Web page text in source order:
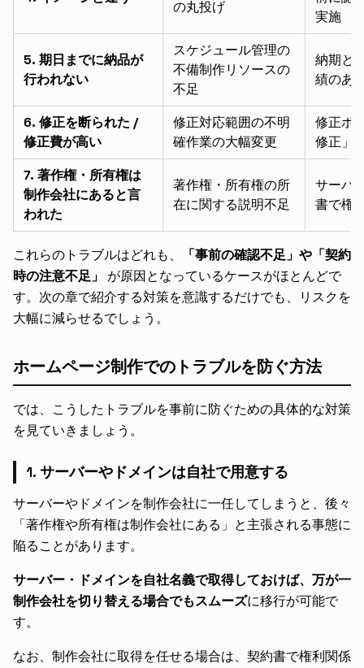
の丸投げ
実施
5. 期日までに納品が
行われない
スケジュール管理の
不備制作リソースの
不足
納期と
績のあ
6. 修正を断られた /
修正費が高い
修正対応範囲の不明
確作業の大幅変更
修正ポ
修正」
7. 著作権・所有権は
制作会社にあると言
われた
著作権・所有権の所
在に関する説明不足
サーバ
書で権
これらのトラブルはどれも、
「事前の確認不足」や「契約
時の注意不足」
が原因となっているケースがほとんどで
す。次の章で紹介する対策を意識するだけでも、リスクを
大幅に減らせるでしょう。
ホームページ制作でのトラブルを防ぐ方法
では、こうしたトラブルを事前に防ぐための具体的な対策
を見ていきましょう。
1. サーバーやドメインは自社で用意する
サーバーやドメインを制作会社に一任してしまうと、後々
「著作権や所有権は制作会社にある」と主張される事態に
陥ることがあります。
サーバー・ドメインを自社名義で取得しておけば、万が一
制作会社を切り替える場合でもスムーズに移行が可能で
す。
なお、制作会社に取得を任せる場合は、契約書で権利関係